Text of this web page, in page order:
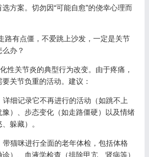
方案。切勿因“可能自愈”的侥幸心理而
路有点僵，不爱跳上沙发，一定是关节
办？
性关节炎的典型行为改变。由于疼痛，
关节负重的活动。建议：
详细记录它不再进行的活动（如跳不上
豫）、步态变化（如走路僵硬）以及情绪
躲藏）。
带猫咪进行全面的老年体检，包括体格
）、血液学检查（排除甲亢、肾病等）